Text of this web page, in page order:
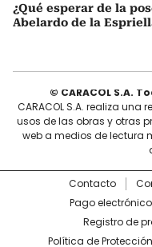
¿Qué esperar de la
Abelardo de la
© CARACOL S.A.
CARACOL S.A. realiza
usos de las obras y otras
web a medios de lectura
Contacto
Pago
Registro de
Política de